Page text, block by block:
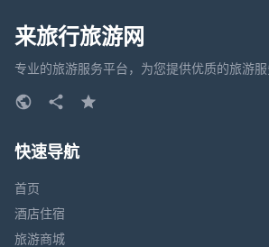
来旅行旅游网
专业的旅游服务平台，为您提供优质的旅游服
快速导航
首页
酒店住宿
旅游商城